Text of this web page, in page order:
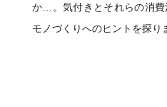
か…。気付きとそれらの消
モノづくりへのヒントを探り